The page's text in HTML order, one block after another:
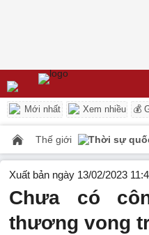
Mới nhất Xem nhiều 💰
Thế giới Thời sự
Xuất bản ngày 13/02/2023
Chưa có
thương vong